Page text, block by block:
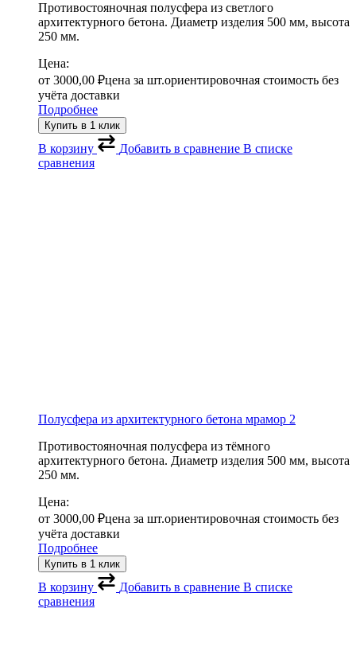
Противостояночная полусфера из светлого
архитектурного бетона. Диаметр изделия 500 мм, высота
250 мм.
Цена:
от 3000,00 ₽цена за шт.ориентировочная стоимость без
учёта доставки
Подробнее
Купить в 1 клик
В корзину Добавить в сравнение В списке
сравнения
Полусфера из архитектурного бетона мрамор 2
Противостояночная полусфера из тёмного
архитектурного бетона. Диаметр изделия 500 мм, высота
250 мм.
Цена:
от 3000,00 ₽цена за шт.ориентировочная стоимость без
учёта доставки
Подробнее
Купить в 1 клик
В корзину Добавить в сравнение В списке
сравнения